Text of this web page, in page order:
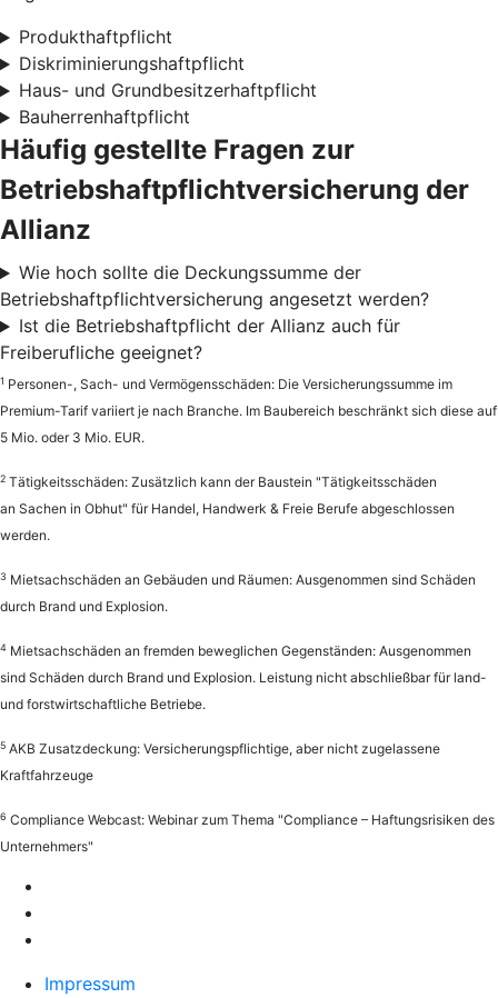
Produkthaftpflicht
Diskriminierungshaftpflicht
Haus- und Grundbesitzerhaftpflicht
Bauherrenhaftpflicht
Häufig gestellte Fragen zur
Betriebshaftpflichtversicherung der
Allianz
Wie hoch sollte die Deckungssumme der
Betriebshaftpflichtversicherung angesetzt werden?
Ist die Betriebshaftpflicht der Allianz auch für
Freiberufliche geeignet?
1 Personen-, Sach- und Vermögensschäden: Die Versicherungssumme im
Premium-Tarif variiert je nach Branche. Im Baubereich beschränkt sich diese auf
5 Mio. oder 3 Mio. EUR.
2 Tätigkeitsschäden: Zusätzlich kann der Baustein "Tätigkeitsschäden
an Sachen in Obhut" für Handel, Handwerk & Freie Berufe abgeschlossen
werden.
3 Mietsachschäden an Gebäuden und Räumen: Ausgenommen sind Schäden
durch Brand und Explosion.
4 Mietsachschäden an fremden beweglichen Gegenständen: Ausgenommen
sind Schäden durch Brand und Explosion. Leistung nicht abschließbar für land-
und forstwirtschaftliche Betriebe.
5 AKB Zusatzdeckung: Versicherungspflichtige, aber nicht zugelassene
Kraftfahrzeuge
6 Compliance Webcast: Webinar zum Thema "Compliance – Haftungsrisiken des
Unternehmers"
Impressum